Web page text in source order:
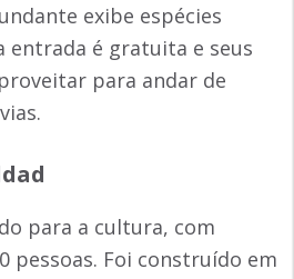
exibe espécies
entrada é gratuita e seus
para andar de
para a cultura, com
pessoas. Foi construído em